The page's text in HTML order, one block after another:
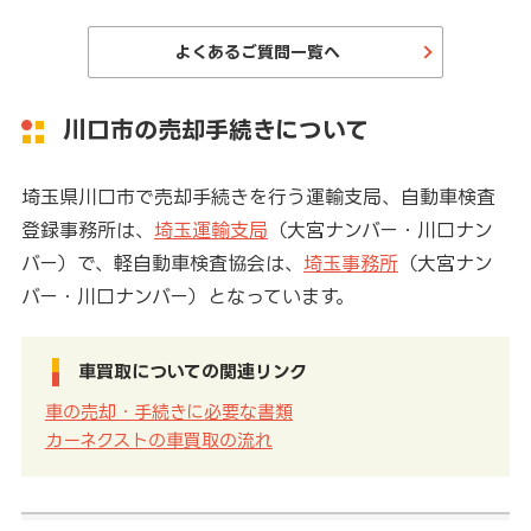
よくあるご質問一覧へ
川口市の売却手続きについて
埼玉県川口市で売却手続きを行う運輸支局、自動車検査
登録事務所は、 埼玉運輸支局 （大宮ナンバー・川口ナン
バー）で、軽自動車検査協会は、 埼玉事務所（大宮ナン
バー・川口ナンバー）となっています。
車買取についての関連リンク
車の売却・手続きに必要な書類
カーネクストの車買取の流れ